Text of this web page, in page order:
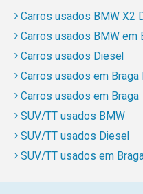
Carros usados BMW X2
Carros usados BMW em
Carros usados Diesel
Carros usados em Braga
Carros usados em Braga
SUV/TT usados BMW
SUV/TT usados Diesel
SUV/TT usados em